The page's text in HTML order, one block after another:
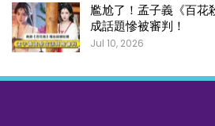
尷尬了！孟子義《百花
成話題慘被審判！
Jul 10, 2026